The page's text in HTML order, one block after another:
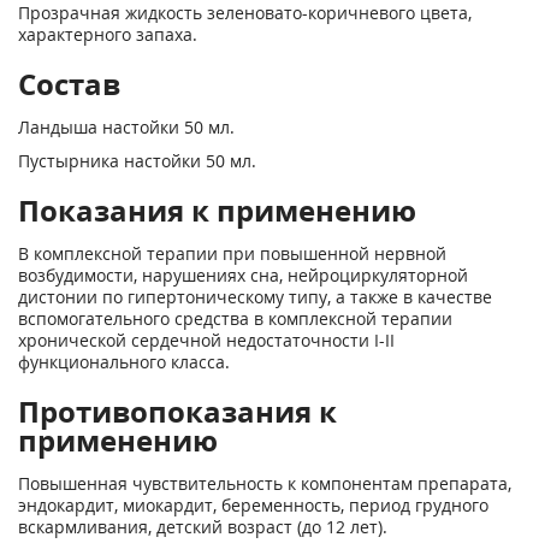
Прозрачная жидкость зеленовато-коричневого цвета,
характерного запаха.
Состав
Ландыша настойки 50 мл.
Пустырника настойки 50 мл.
Показания к применению
В комплексной терапии при повышенной нервной
возбудимости, нарушениях сна, нейроциркуляторной
дистонии по гипертоническому типу, а также в качестве
вспомогательного средства в комплексной терапии
хронической сердечной недостаточности I-II
функционального класса.
Противопоказания к
применению
Повышенная чувствительность к компонентам препарата,
эндокардит, миокардит, беременность, период грудного
вскармливания, детский возраст (до 12 лет).